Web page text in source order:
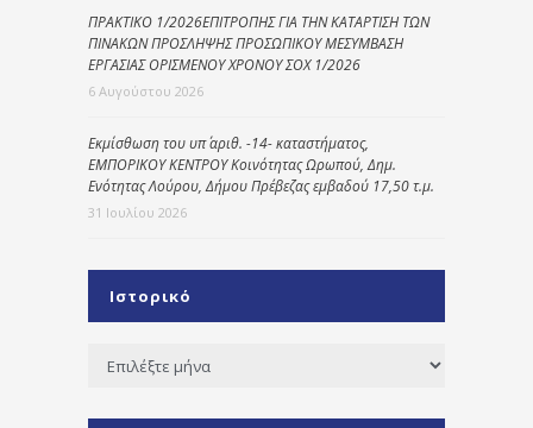
ΠΡΑΚΤΙΚΟ 1/2026ΕΠΙΤΡΟΠΗΣ ΓΙΑ ΤΗΝ ΚΑΤΑΡΤΙΣΗ ΤΩΝ
ΠΙΝΑΚΩΝ ΠΡΟΣΛΗΨΗΣ ΠΡΟΣΩΠΙΚΟΥ ΜΕΣΥΜΒΑΣΗ
ΕΡΓΑΣΙΑΣ ΟΡΙΣΜΕΝΟΥ ΧΡΟΝΟΥ ΣΟΧ 1/2026
6 Αυγούστου 2026
Εκμίσθωση του υπ΄ αριθ. -14- καταστήματος,
ΕΜΠΟΡΙΚΟΥ ΚΕΝΤΡΟΥ Κοινότητας Ωρωπού, Δημ.
Ενότητας Λούρου, Δήμου Πρέβεζας εμβαδού 17,50 τ.μ.
31 Ιουλίου 2026
Ιστορικό
Ιστορικό